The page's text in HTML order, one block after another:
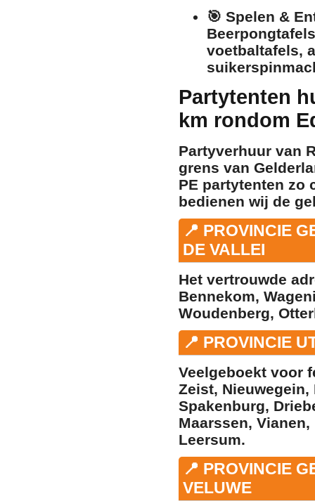
🎯 Spelen &
Beerpongtafels
voetbaltafels,
Partytenten
km rondom
Partyverhuur van
grens van
PE partytenten zo
bedienen wij de
📍 PROVINCIE
DE VALLEI
Het vertrouwde
Bennekom,
Woudenberg,
📍 PROVINCIE
Veelgeboekt voor
Zeist, Nieuwegein,
Spakenburg,
Maarssen, Vianen,
Leersum.
📍 PROVINCIE
VELUWE